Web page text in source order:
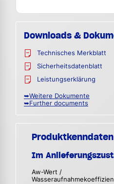
Downloads &
Technisches Merkblatt
Sicherheitsdatenblatt
Leistungserklärung
➥Weitere Dokumente
➥Further documents
Produktkenndaten
Im
Aw-Wert /